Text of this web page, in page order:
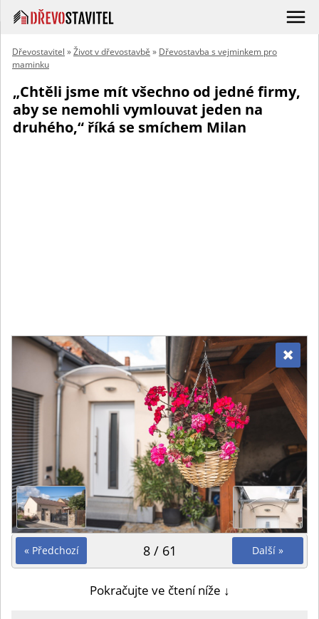
Dřevostavitel »Život v dřevostavbě » Dřevostavba s vejminkem pro
maminku
„Chtěli jsme mít všechno od jedné firmy,
aby se nemohli vymlouvat jeden na
druhého,“ říká se smíchem Milan
« Předchozí Další »
8 / 61
Pokračujte ve čtení níže ↓